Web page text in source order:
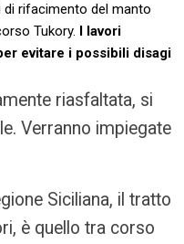
re
di rifacimento del manto
Tukory.
I lavori
evitare i possibili disagi
riasfaltata, si
Verranno impiegate
Siciliana, il tratto
è quello tra corso